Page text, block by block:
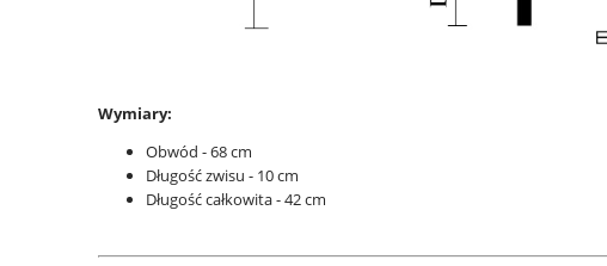
Wymiary:
Obwód - 68 cm
Długość zwisu - 10 cm
Długość całkowita - 42 cm